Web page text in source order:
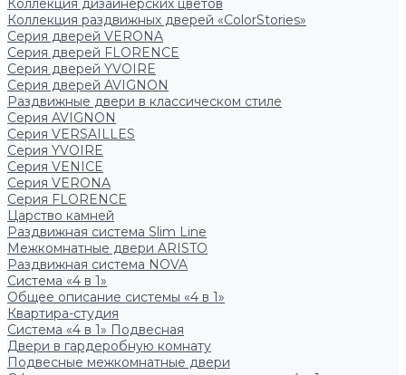
Коллекция дизайнерских цветов
Коллекция раздвижных дверей «ColorStories»
Серия дверей VERONA
Серия дверей FLORENCE
Серия дверей YVOIRE
Серия дверей AVIGNON
Раздвижные двери в классическом стиле
Серия AVIGNON
Серия VERSAILLES
Серия YVOIRE
Серия VENICE
Серия VERONA
Серия FLORENCE
Царство камней
Раздвижная система Slim Line
Межкомнатные двери ARISTO
Раздвижная система NOVA
Система «4 в 1»
Общее описание системы «4 в 1»
Квартира-студия
Система «4 в 1» Подвесная
Двери в гардеробную комнату
Подвесные межкомнатные двери